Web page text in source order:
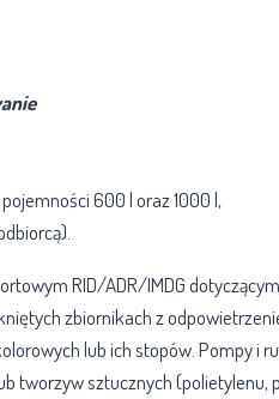
600 l oraz 1000 l,
RID/ADR/IMDG
zbiornikach z
lub ich stopów. Pompy i
tworzyw sztucznych